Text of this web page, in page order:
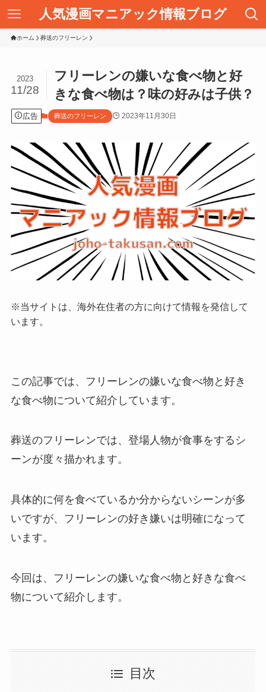
人気漫画マニアック情報ブログ
ホーム 葬送のフリーレン
フリーレンの嫌いな食べ物と好
きな食べ物は？味の好みは子供？
2023
11/28
広告 葬送のフリーレン 2023年11月30日
※当サイトは、海外在住者の方に向けて情報を発信して
います。
この記事では、フリーレンの嫌いな食べ物と好き
な食べ物について紹介しています。
葬送のフリーレンでは、登場人物が食事をするシ
ーンが度々描かれます。
具体的に何を食べているか分からないシーンが多
いですが、フリーレンの好き嫌いは明確になって
います。
今回は、フリーレンの嫌いな食べ物と好きな食べ
物について紹介します。
目次